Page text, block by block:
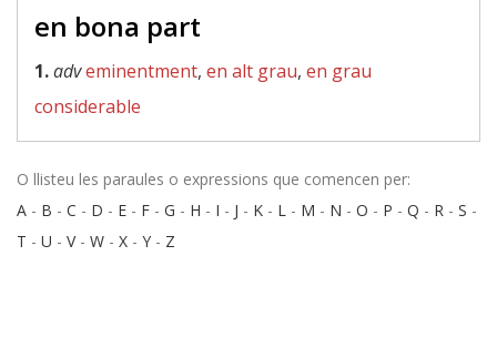
en bona part
1.adveminentment, en alt grau, en grau
considerable
O llisteu les paraules o expressions que comencen per:
A - B - C - D - E - F - G - H - I - J - K - L - M - N - O - P - Q - R - S -
T - U - V- W - X - Y - Z